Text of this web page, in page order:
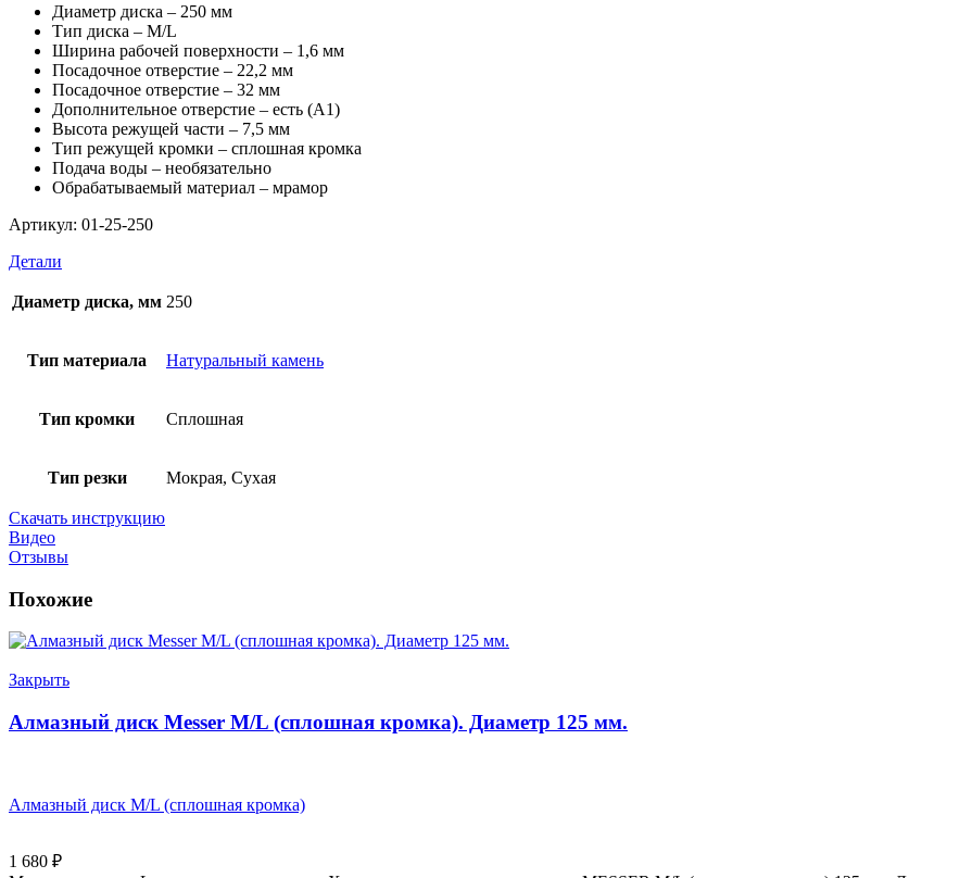
Диаметр диска – 250 мм
Тип диска – M/L
Ширина рабочей поверхности – 1,6 мм
Посадочное отверстие – 22,2 мм
Посадочное отверстие – 32 мм
Дополнительное отверстие – есть (А1)
Высота режущей части – 7,5 мм
Тип режущей кромки – сплошная кромка
Подача воды – необязательно
Обрабатываемый материал – мрамор
Артикул: 01-25-250
Детали
Диаметр диска, мм 250
Тип материала Натуральный камень
Тип кромки Сплошная
Тип резки Мокрая, Сухая
Скачать инструкцию
Видео
Отзывы
Похожие
Закрыть
Алмазный диск Messer M/L (сплошная кромка). Диаметр 125 мм.
Алмазный диск M/L (сплошная кромка)
1 680 ₽